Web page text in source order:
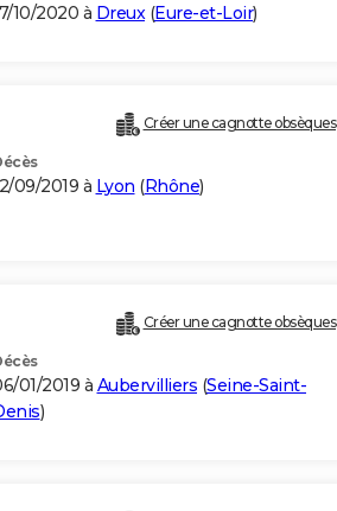
10/2020 à Dreux(Eure-et-Loir)
Créer une cagnotte obsèques
09/2019 à Lyon (Rhône)
Créer une cagnotte obsèques
01/2019 à Aubervilliers (Seine-Saint-
)